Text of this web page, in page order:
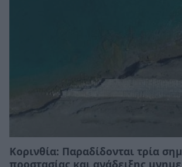
Κορινθία: Παραδίδονται τρία
προστασίας και ανάδειξης